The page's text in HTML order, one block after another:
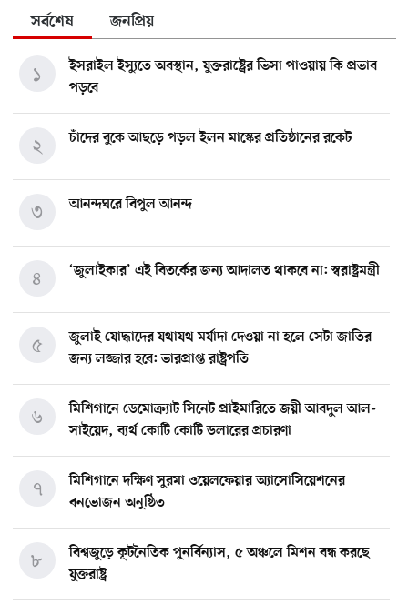
সর্বশেষ জনপ্রিয়
ইসরাইল ইস্যুতে অবস্থান, যুক্তরাষ্ট্রের ভিসা পাওয়ায় কি প্রভাব
পড়বে
১
চাঁদের বুকে আছড়ে পড়ল ইলন মাস্কের প্রতিষ্ঠানের রকেট
২
আনন্দঘরে বিপুল আনন্দ
৩
‘জুলাইকার’ এই বিতর্কের জন্য আদালত থাকবে না: স্বরাষ্ট্রমন্ত্রী
৪
জুলাই যোদ্ধাদের যথাযথ মর্যাদা দেওয়া না হলে সেটা জাতির
জন্য লজ্জার হবে: ভারপ্রাপ্ত রাষ্ট্রপতি
৫
মিশিগানে ডেমোক্র্যাট সিনেট প্রাইমারিতে জয়ী আবদুল আল-
সাইয়েদ, ব্যর্থ কোটি কোটি ডলারের প্রচারণা
৬
মিশিগানে দক্ষিণ সুরমা ওয়েলফেয়ার অ্যাসোসিয়েশনের
বনভোজন অনুষ্ঠিত
৭
বিশ্বজুড়ে কূটনৈতিক পুনর্বিন্যাস, ৫ অঞ্চলে মিশন বন্ধ করছে
যুক্তরাষ্ট্র
৮